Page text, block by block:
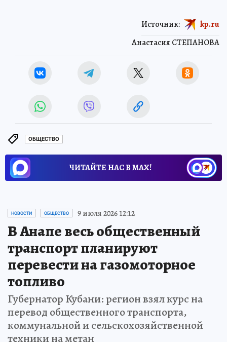
Анастасия СТЕПАНОВА
Источник: kp.ru
ОБЩЕСТВО
ЧИТАЙТЕ НАС В МАХ!
НОВОСТИ ОБЩЕСТВО 9 июля 2026 12:12
В Анапе весь общественный
транспорт планируют
перевести на газомоторное
топливо
Губернатор Кубани: регион взял курс на
перевод общественного транспорта,
коммунальной и сельскохозяйственной
техники на метан